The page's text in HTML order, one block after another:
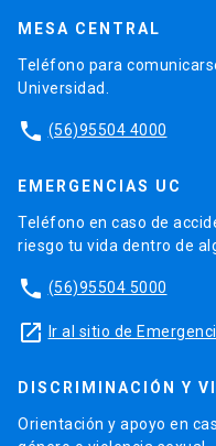
MESA CENTRAL
Teléfono para
Universidad.
phone (56)95504 4000
EMERGENCIAS UC
Teléfono en caso de
riesgo tu vida dentro de
phone (56)95504 5000
launch Ir al sitio de
DISCRIMINACIÓN Y
Orientación y apoyo en